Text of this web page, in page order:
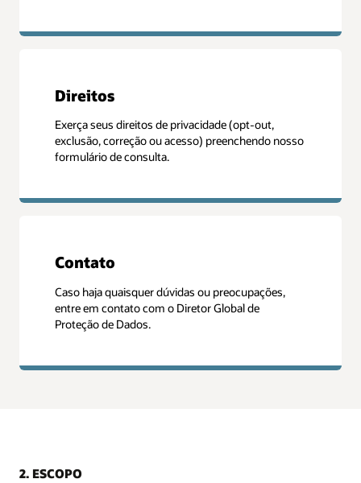
Direitos
Exerça seus direitos de privacidade (opt-out,
exclusão, correção ou acesso) preenchendo nosso
formulário de consulta.
Contato
Caso haja quaisquer dúvidas ou preocupações,
entre em contato com o Diretor Global de
Proteção de Dados.
2. ESCOPO